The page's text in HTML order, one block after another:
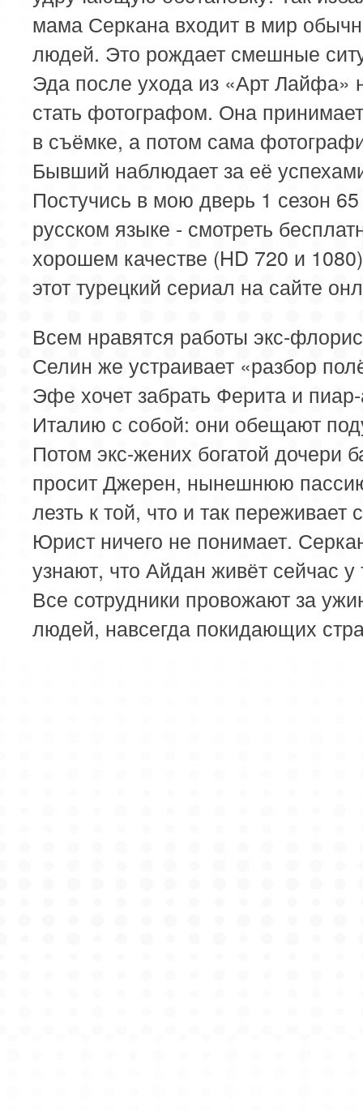
мама Серкана входит в мир
людей. Это рождает смешные
Эда после ухода из «Арт Лайфа»
стать фотографом. Она
в съёмке, а потом сама
Бывший наблюдает за её
Постучись в мою дверь 1 сезон
русском языке - смотреть
хорошем качестве (HD 720 и
этот турецкий сериал на сайте
Всем нравятся работы экс-
Селин же устраивает «разбор
Эфе хочет забрать Ферита и пиар-
Италию с собой: они обещают
Потом экс-жених богатой дочери
просит Джерен, нынешнюю
лезть к той, что и так переживает
Юрист ничего не понимает.
узнают, что Айдан живёт сейчас у
Все сотрудники провожают за
людей, навсегда покидающих